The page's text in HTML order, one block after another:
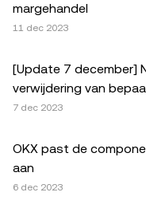
margehandel
11 dec 2023
[Update 7 december]
verwijdering van
7 dec 2023
OKX past de
aan
6 dec 2023